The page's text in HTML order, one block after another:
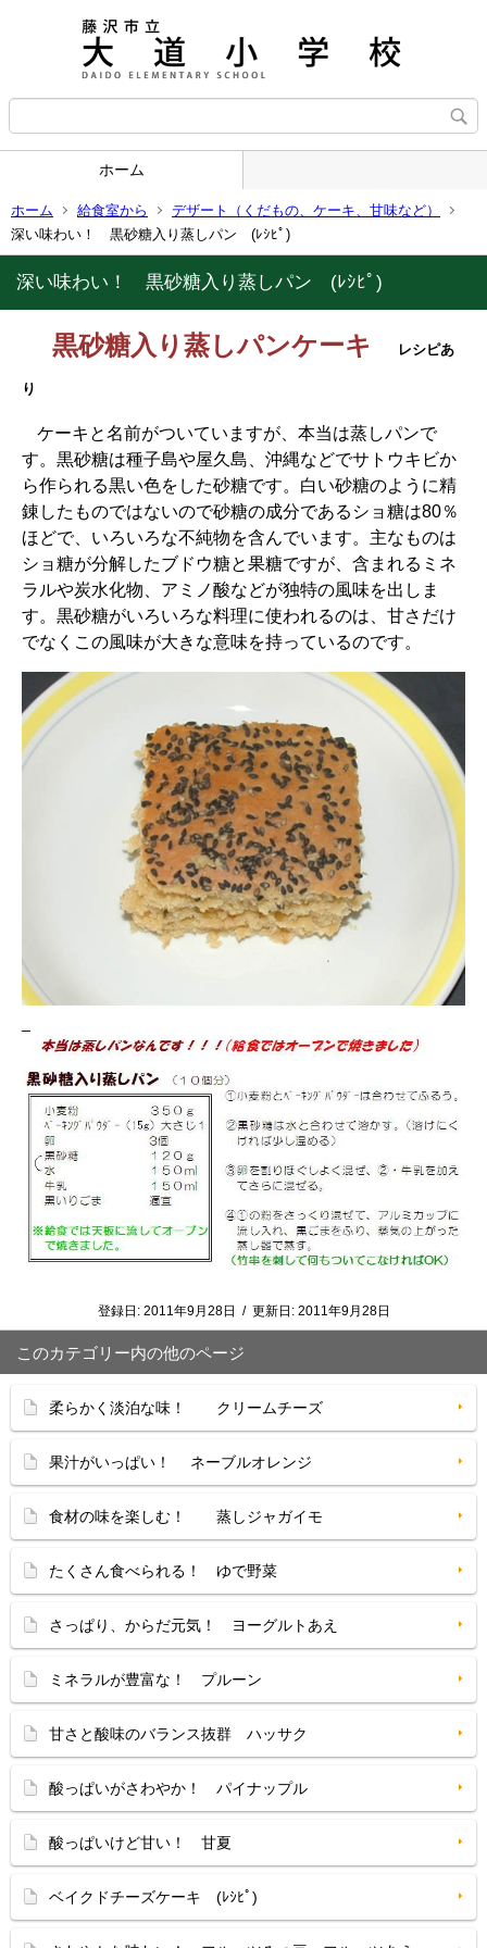
ホーム
ホーム 給食室から
デザート（くだもの、ケーキ、甘味など）
深い味わい！ 黒砂糖入り蒸しパン (ﾚｼﾋﾟ)
深い味わい！ 黒砂糖入り蒸しパン (ﾚｼﾋﾟ)
黒砂糖入り蒸しパンケーキ レシピあ
り
ケーキと名前がついていますが、本当は蒸しパンで
す。黒砂糖は種子島や屋久島、沖縄などでサトウキビか
ら作られる黒い色をした砂糖です。白い砂糖のように精
錬したものではないので砂糖の成分であるショ糖は80％
ほどで、いろいろな不純物を含んでいます。主なものは
ショ糖が分解したブドウ糖と果糖ですが、含まれるミネ
ラルや炭水化物、アミノ酸などが独特の風味を出しま
す。黒砂糖がいろいろな料理に使われるのは、甘さだけ
でなくこの風味が大きな意味を持っているのです。
登録日: 2011年9月28日 / 更新日: 2011年9月28日
このカテゴリー内の他のページ
柔らかく淡泊な味！ クリームチーズ
果汁がいっぱい！ ネーブルオレンジ
食材の味を楽しむ！ 蒸しジャガイモ
たくさん食べられる！ ゆで野菜
さっぱり、からだ元気！ ヨーグルトあえ
ミネラルが豊富な！ プルーン
甘さと酸味のバランス抜群 ハッサク
酸っぱいがさわやか！ パイナップル
酸っぱいけど甘い！ 甘夏
ベイクドチーズケーキ (ﾚｼﾋﾟ)